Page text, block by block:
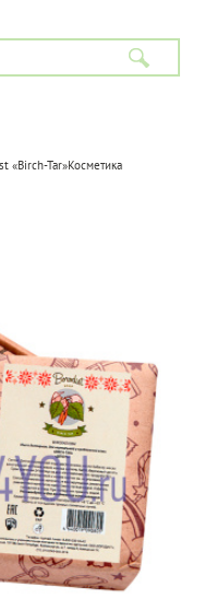
«Birch-Tar»Косметика